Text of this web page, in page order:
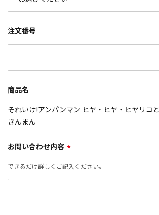
注文番号
商品名
それいけ!アンパンマン ヒヤ・ヒヤ・ヒヤリコ
きんまん
お問い合わせ内容 *
できるだけ詳しくご記入ください。